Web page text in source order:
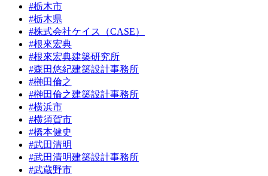
#栃木市
#栃木県
#株式会社ケイス（CASE）
#根來宏典
#根來宏典建築研究所
#森田悠紀建築設計事務所
#榊田倫之
#榊田倫之建築設計事務所
#横浜市
#横須賀市
#橋本健史
#武田清明
#武田清明建築設計事務所
#武蔵野市